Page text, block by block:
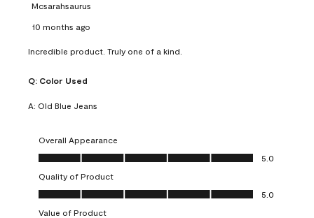
Mcsarahsaurus
10 months ago
Incredible product. Truly one of a kind.
Q: Color Used
A: Old Blue Jeans
Overall Appearance
Overall Appearance, 5.0 out of 5
5.0
Quality of Product
Quality of Product, 5.0 out of 5
5.0
Value of Product